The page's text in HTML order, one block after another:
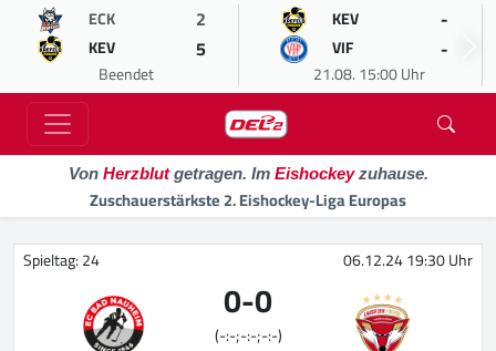
ECK 2
KEV 5
Beendet
KEV -
VIF -
21.08. 15:00 Uhr
Von Herzblutgetragen. Im Eishockeyzuhause.
Zuschauerstärkste 2. Eishockey-Liga Europas
Spieltag: 24 06.12.24 19:30 Uhr
0-0
(-:-;-:-;-:-)